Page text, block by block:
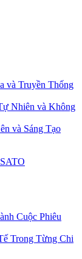
và Truyền Thống
Nhiên và Không
và Sáng Tạo
Cuộc Phiêu
Trong Từng Chi